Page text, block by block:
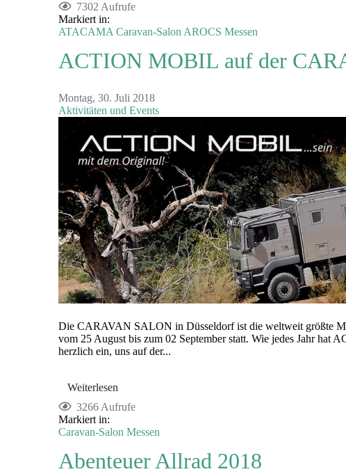
7302 Aufrufe
Markiert in:
ATACAMA Caravan-Salon AROCS Messen
ACTION MOBIL auf der
Montag, 30. Juli 2018
Aktivitäten und Events
Die CARAVAN SALON in Düsseldorf ist die weltweit größte
vom 25 August bis zum 02 September statt. Wie jedes Jahr
herzlich ein, uns auf der...
Weiterlesen
3266 Aufrufe
Markiert in:
Caravan-Salon Messen
Abenteuer Allrad 2018